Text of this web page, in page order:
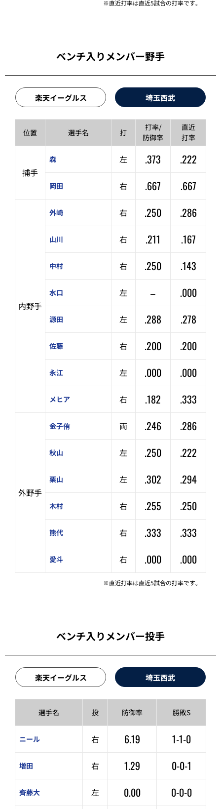
※直近打率は直近5試合の打率です。
ベンチ入りメンバー野手
楽天イーグルス 埼玉西武
位置 選手名 打
打率/
防御率
直近
打率
捕手
森 左 .373 .222
岡田 右 .667 .667
内野手
外崎 右 .250 .286
山川 右 .211 .167
中村 右 .250 .143
水口 左 – .000
源田 左 .288 .278
佐藤 右 .200 .200
永江 左 .000 .000
メヒア 右 .182 .333
外野手
金子侑 両 .246 .286
秋山 左 .250 .222
栗山 左 .302 .294
木村 右 .255 .250
熊代 右 .333 .333
愛斗 右 .000 .000
※直近打率は直近5試合の打率です。
ベンチ入りメンバー投手
楽天イーグルス 埼玉西武
選手名 投 防御率 勝敗S
ニール 右 6.19 1-1-0
増田 右 1.29 0-0-1
齊藤大 左 0.00 0-0-0